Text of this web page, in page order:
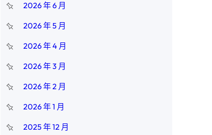
2026 年 6 月
2026 年 5 月
2026 年 4 月
2026 年 3 月
2026 年 2 月
2026 年 1 月
2025 年 12 月